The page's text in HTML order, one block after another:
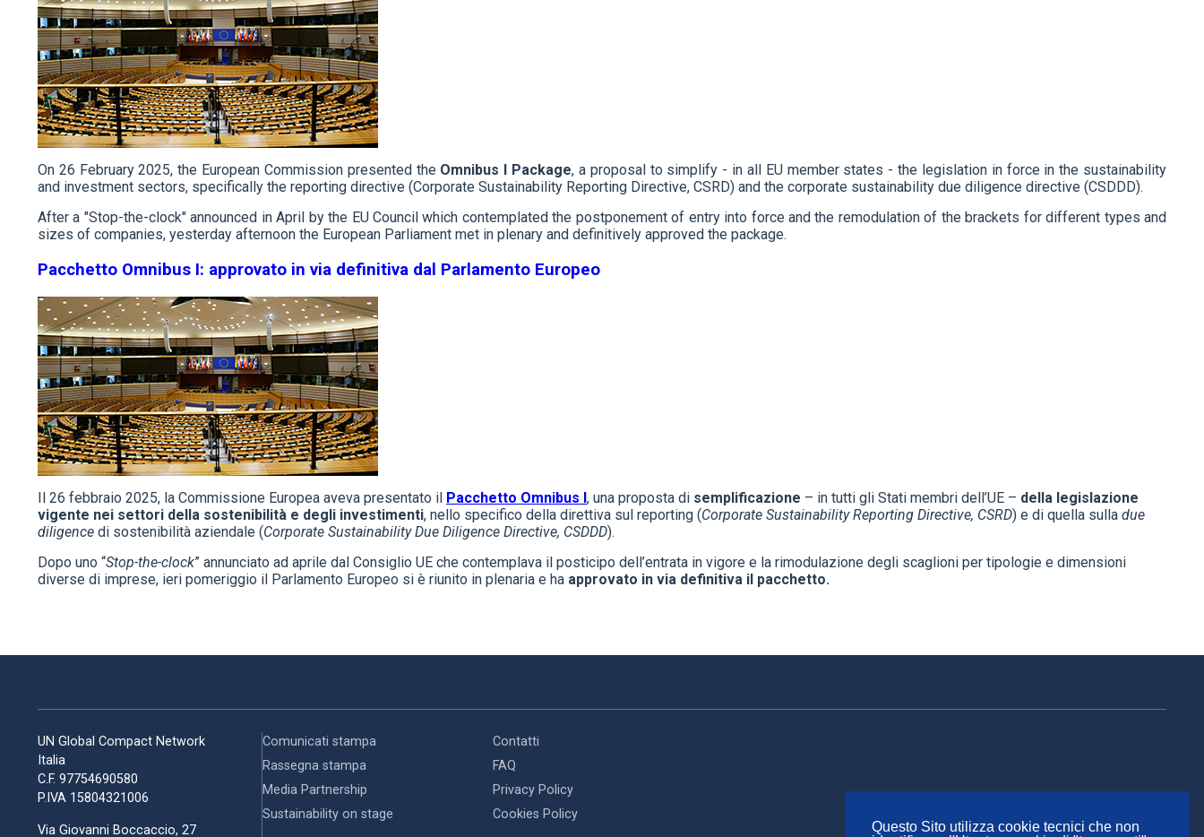
Questo Sito utilizza cookie tecnici che non
On 26 February 2025, the European Commission presented the Omnibus I Package, a proposal to simplify - in all EU member states - the legislation in force in the sustainability
and investment sectors, specifically the reporting directive (Corporate Sustainability Reporting Directive, CSRD) and the corporate sustainability due diligence directive (CSDDD).
After a "Stop-the-clock" announced in April by the EU Council which contemplated the postponement of entry into force and the remodulation of the brackets for different types and
sizes of companies, yesterday afternoon the European Parliament met in plenary and definitively approved the package.
Pacchetto Omnibus I: approvato in via definitiva dal Parlamento Europeo
Il 26 febbraio 2025, la Commissione Europea aveva presentato il Pacchetto Omnibus I, una proposta di semplificazione – in tutti gli Stati membri dell’UE – della legislazione
vigente nei settori della sostenibilità e degli investimenti, nello specifico della direttiva sul reporting (Corporate Sustainability Reporting Directive, CSRD) e di quella sulla due
diligence di sostenibilità aziendale (Corporate Sustainability Due Diligence Directive, CSDDD).
Dopo uno “Stop-the-clock” annunciato ad aprile dal Consiglio UE che contemplava il posticipo dell’entrata in vigore e la rimodulazione degli scaglioni per tipologie e dimensioni
diverse di imprese, ieri pomeriggio il Parlamento Europeo si è riunito in plenaria e ha approvato in via definitiva il pacchetto.
UN Global Compact Network
Italia
C.F. 97754690580
P.IVA 15804321006
Via Giovanni Boccaccio, 27
Comunicati stampa
Rassegna stampa
Media Partnership
Sustainability on stage
Contatti
FAQ
Privacy Policy
Cookies Policy